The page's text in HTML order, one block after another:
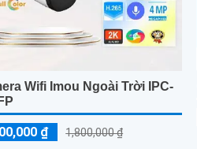
Wifi Imou Ngoài Trời IPC-
₫ 1,800,000 ₫